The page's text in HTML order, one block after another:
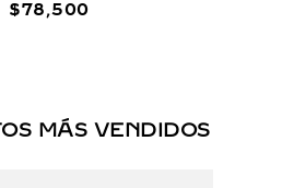
$78,500
MÁS VENDIDOS